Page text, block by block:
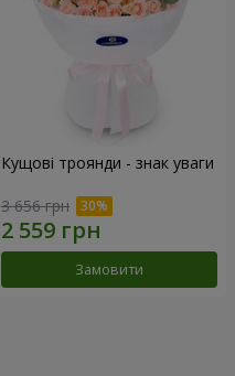
Кущові троянди - знак уваги
3 656 грн
Замовити